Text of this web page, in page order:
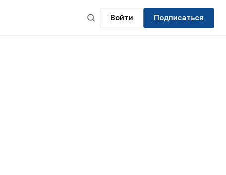
Войти Подписаться